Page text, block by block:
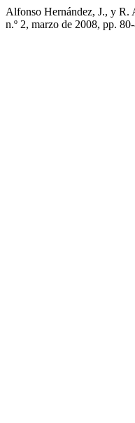
Alfonso Hernández, J., y R.
n.º 2, marzo de 2008, pp.